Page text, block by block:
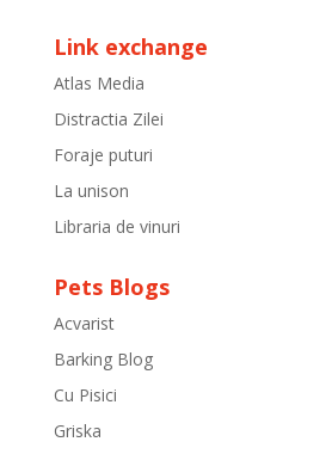
Link exchange
Atlas Media
Distractia Zilei
Foraje puturi
La unison
Libraria de vinuri
Pets Blogs
Acvarist
Barking Blog
Cu Pisici
Griska